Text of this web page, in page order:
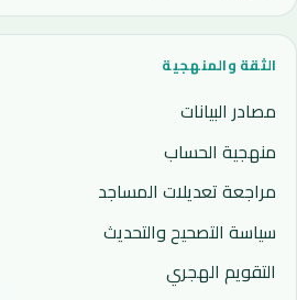
الثقة والمنهجية
مصادر البيانات
منهجية الحساب
مراجعة تعديلات المساجد
سياسة التصحيح والتحديث
التقويم الهجري